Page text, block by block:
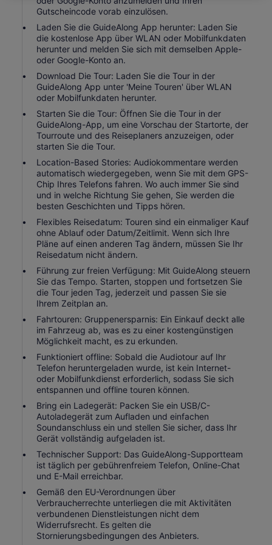
Gutscheincode vorab einzulösen.
Laden Sie die GuideAlong App herunter: Laden Sie
die kostenlose App über WLAN oder Mobilfunkdaten
herunter und melden Sie sich mit demselben Apple-
oder Google-Konto an.
Download Die Tour: Laden Sie die Tour in der
GuideAlong App unter 'Meine Touren' über WLAN
oder Mobilfunkdaten herunter.
Starten Sie die Tour: Öffnen Sie die Tour in der
GuideAlong-App, um eine Vorschau der Startorte, der
Tourroute und des Reiseplaners anzuzeigen, oder
starten Sie die Tour.
Location-Based Stories: Audiokommentare werden
automatisch wiedergegeben, wenn Sie mit dem GPS-
Chip Ihres Telefons fahren. Wo auch immer Sie sind
und in welche Richtung Sie gehen, Sie werden die
besten Geschichten und Tipps hören.
Flexibles Reisedatum: Touren sind ein einmaliger Kauf
ohne Ablauf oder Datum/Zeitlimit. Wenn sich Ihre
Pläne auf einen anderen Tag ändern, müssen Sie Ihr
Reisedatum nicht ändern.
Führung zur freien Verfügung: Mit GuideAlong steuern
Sie das Tempo. Starten, stoppen und fortsetzen Sie
die Tour jeden Tag, jederzeit und passen Sie sie
Ihrem Zeitplan an.
Fahrtouren: Gruppenersparnis: Ein Einkauf deckt alle
im Fahrzeug ab, was es zu einer kostengünstigen
Möglichkeit macht, es zu erkunden.
Funktioniert offline: Sobald die Audiotour auf Ihr
Telefon heruntergeladen wurde, ist kein Internet-
oder Mobilfunkdienst erforderlich, sodass Sie sich
entspannen und offline touren können.
Bring ein Ladegerät: Packen Sie ein USB/C-
Autoladegerät zum Aufladen und einfachen
Soundanschluss ein und stellen Sie sicher, dass Ihr
Gerät vollständig aufgeladen ist.
Technischer Support: Das GuideAlong-Supportteam
ist täglich per gebührenfreiem Telefon, Online-Chat
und E-Mail erreichbar.
Gemäß den EU-Verordnungen über
Verbraucherrechte unterliegen die mit Aktivitäten
verbundenen Dienstleistungen nicht dem
Widerrufsrecht. Es gelten die
Stornierungsbedingungen des Anbieters.